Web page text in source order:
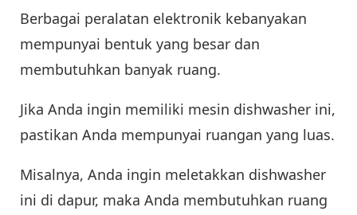
Berbagai peralatan elektronik kebanyakan
mempunyai bentuk yang besar dan
membutuhkan banyak ruang.
Jika Anda ingin memiliki mesin dishwasher ini,
pastikan Anda mempunyai ruangan yang luas.
Misalnya, Anda ingin meletakkan dishwasher
ini di dapur, maka Anda membutuhkan ruang